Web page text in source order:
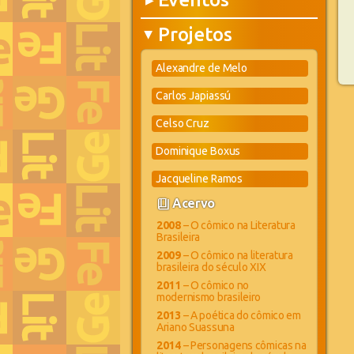
▶ Projetos
Alexandre de Melo
Carlos Japiassú
Celso Cruz
Dominique Boxus
Jacqueline Ramos
book_4Acervo
2008– O cômico na Literatura
Brasileira
2009– O cômico na literatura
brasileira do século XIX
2011 – O cômico no
modernismo brasileiro
2013 – A poética do cômico em
Ariano Suassuna
2014– Personagens cômicas na